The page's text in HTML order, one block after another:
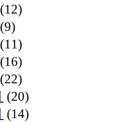
(12)
(9)
(11)
(16)
(22)
(20)
(14)